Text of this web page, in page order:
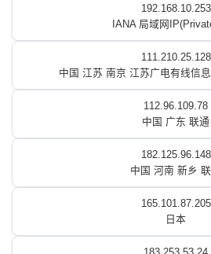
192.168.10.253
IANA 局域网
111.210.25.128
中国 江苏 南京 江苏广电有线信
112.96.109.78
中国 广东 联通
182.125.96.148
中国 河南 新乡
165.101.87.205
日本